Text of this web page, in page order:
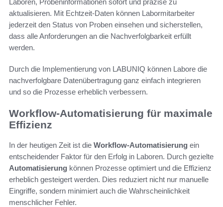
Laboren, Probeninformationen sofort und präzise zu
aktualisieren. Mit Echtzeit-Daten können Labormitarbeiter
jederzeit den Status von Proben einsehen und sicherstellen,
dass alle Anforderungen an die Nachverfolgbarkeit erfüllt
werden.
Durch die Implementierung von LABUNIQ können Labore die
nachverfolgbare Datenübertragung ganz einfach integrieren
und so die Prozesse erheblich verbessern.
Workflow-Automatisierung für maximale
Effizienz
In der heutigen Zeit ist die Workflow-Automatisierung ein
entscheidender Faktor für den Erfolg in Laboren. Durch gezielte
Automatisierung können Prozesse optimiert und die Effizienz
erheblich gesteigert werden. Dies reduziert nicht nur manuelle
Eingriffe, sondern minimiert auch die Wahrscheinlichkeit
menschlicher Fehler.